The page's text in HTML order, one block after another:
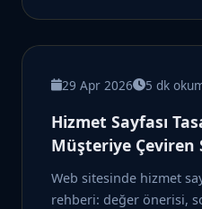
29 Apr 2026 5 dk
Hizmet Sayfası
Müşteriye Çeviren
Web sitesinde hizmet
rehberi: değer önerisi,